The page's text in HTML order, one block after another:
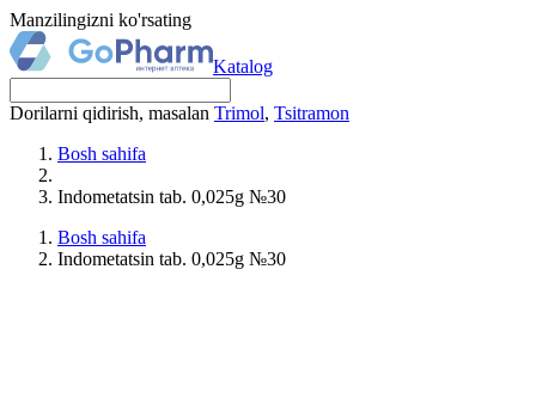
Manzilingizni ko'rsating
Katalog
Dorilarni qidirish, masalan Trimol, Tsitramon
Bosh sahifa
Indometatsin tab. 0,025g №30
Bosh sahifa
Indometatsin tab. 0,025g №30